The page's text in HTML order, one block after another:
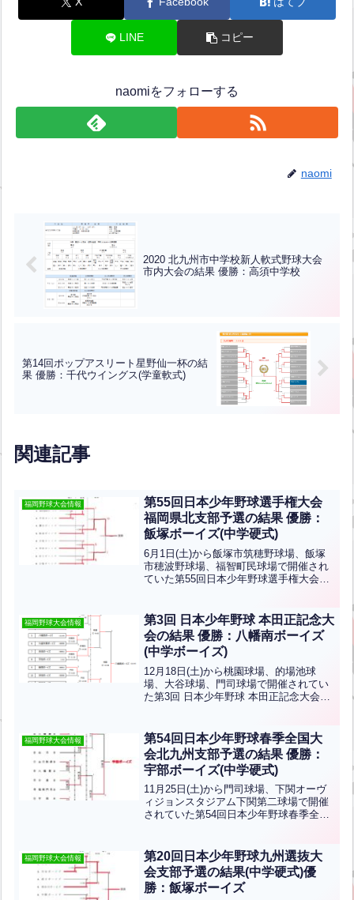
LINE コピー
naomiをフォローする
naomi
2020 北九州市中学校新人軟式野球大会
市内大会の結果 優勝：高須中学校
第14回ポップアスリート星野仙一杯の結
果 優勝：千代ウイングス(学童軟式)
関連記事
福岡野球大会情報
第55回日本少年野球選手権大会
福岡県北支部予選の結果 優勝：
飯塚ボーイズ(中学硬式)
6月1日(土)から飯塚市筑穂野球場、飯塚
市穂波野球場、福智町民球場で開催され
ていた第55回日本少年野球選手権大会支
とうございます！
福岡野球大会情報
第3回 日本少年野球 本田正記念大
会の結果 優勝：八幡南ボーイズ
(中学ボーイズ)
12月18日(土)から桃園球場、的場池球
場、大谷球場、門司球場で開催されてい
た第3回 日本少年野球 本田正記念大会の
います！北九州支部から小倉ボーイズ、
八幡西ボーイズ、...全文はクリック
福岡野球大会情報
第54回日本少年野球春季全国大
会北九州支部予選の結果 優勝：
宇部ボーイズ(中学硬式)
11月25日(土)から門司球場、下関オーヴ
ィジョンスタジアム下関第二球場で開催
されていた第54回日本少年野球春季全国
です！おめでとうございます！！宇部ボ
ーイズは来年3月...全文はクリック
福岡野球大会情報
第20回日本少年野球九州選抜大
会支部予選の結果(中学硬式)優
勝：飯塚ボーイズ